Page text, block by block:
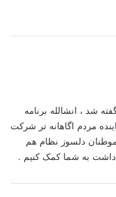
شد ، انشالله برنامه
مردم اگاهانه تر شرکت
دلسوز نظام هم
به شما کمک کنیم .